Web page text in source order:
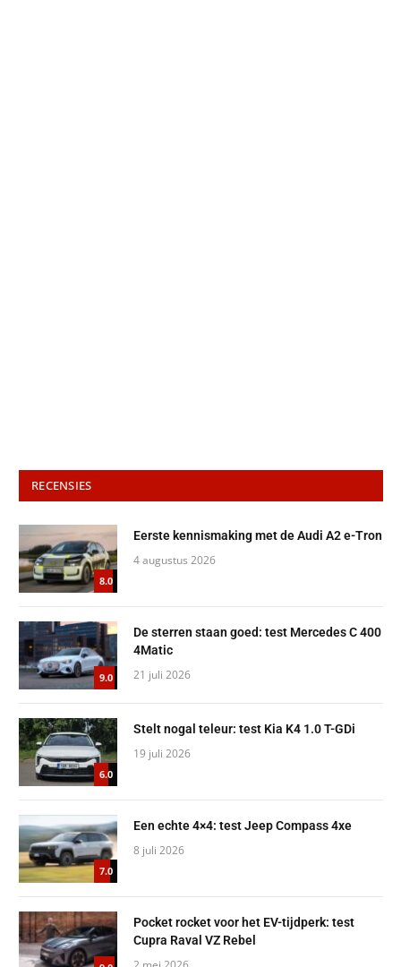
RECENSIES
8.0
Eerste kennismaking met de Audi A2 e-Tron
4 augustus 2026
9.0
De sterren staan goed: test Mercedes C 400
4Matic
21 juli 2026
6.0
Stelt nogal teleur: test Kia K4 1.0 T-GDi
19 juli 2026
7.0
Een echte 4×4: test Jeep Compass 4xe
8 juli 2026
Pocket rocket voor het EV-tijdperk: test
Cupra Raval VZ Rebel